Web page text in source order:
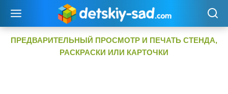
содержимому
ПРЕДВАРИТЕЛЬНЫЙ ПРОСМОТР И ПЕЧАТЬ СТЕНДА,
РАСКРАСКИ ИЛИ КАРТОЧКИ